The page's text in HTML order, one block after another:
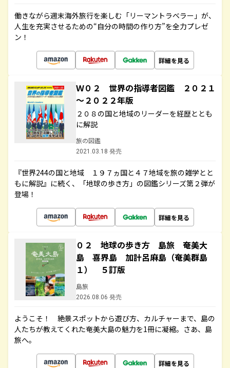
働きながら週末海外旅行を楽しむ「リーマントラベラー」が、
人生を充実させるための“自分の時間の作り方”を全力プレゼ
ン！
詳細を見る
Ｗ０２ 世界の指導者図鑑 ２０２１
～２０２２年版
２０８の国と地域のリーダーを経歴ととも
に解説
旅の図鑑
2021.03.18 発売
『世界244の国と地域 １９７ヵ国と４７地域を旅の雑学とと
もに解説』に続く、「地球の歩き方」の図鑑シリーズ第２弾が
登場！
詳細を見る
０２ 地球の歩き方 島旅 奄美大
島 喜界島 加計呂麻島（奄美群島
１） ５訂版
島旅
2026.08.06 発売
ようこそ！ 絶景スポットから遊び方、カルチャーまで、島の
人たちが教えてくれた奄美大島の魅力を1冊に凝縮。さあ、島
旅へ。
詳細を見る